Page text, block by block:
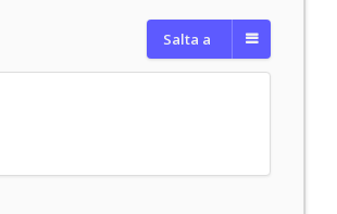
Salta a